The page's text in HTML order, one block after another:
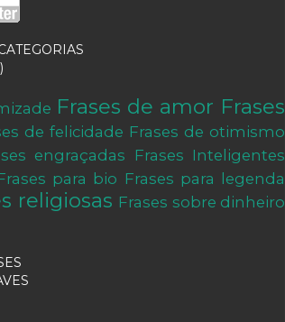
Frases de amor Frases
de felicidade Frases de otimismo
engraçadas
Frases Inteligentes
para bio Frases para legenda
religiosas Frases sobre dinheiro